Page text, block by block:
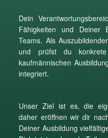
Dein
Fähigkeiten und Deiner
Teams. Als
und prüfst du
kaufmännischen
integriert.
Unser Ziel ist es, die
daher eröffnen wir dir
Deiner Ausbildung